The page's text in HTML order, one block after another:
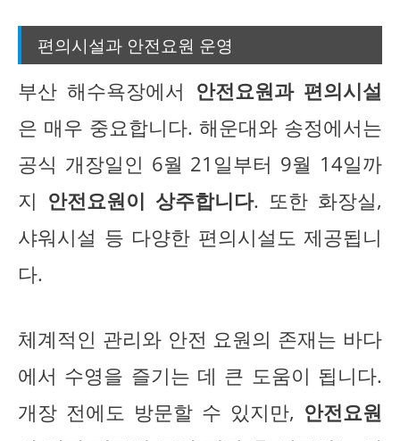
편의시설과 안전요원 운영
부산 해수욕장에서 안전요원과 편의시설
은 매우 중요합니다. 해운대와 송정에서는
공식 개장일인 6월 21일부터 9월 14일까
지 안전요원이 상주합니다. 또한 화장실,
샤워시설 등 다양한 편의시설도 제공됩니
다.
체계적인 관리와 안전 요원의 존재는 바다
에서 수영을 즐기는 데 큰 도움이 됩니다.
개장 전에도 방문할 수 있지만, 안전요원